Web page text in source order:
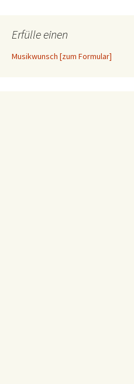
Erfülle einen
Musikwunsch [zum Formular]